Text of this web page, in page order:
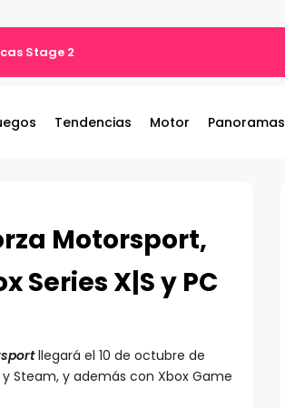
Stage 2
Tendencias Motor Panoramas
Motorsport,
Series X|S y PC
llegará el 10 de octubre de
y Steam, y además con Xbox Game